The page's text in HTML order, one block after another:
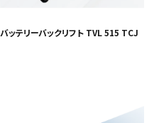
バッテリーバックリフト TVL 515 TCJ